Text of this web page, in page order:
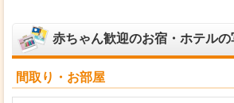
赤ちゃん歓迎のお宿・ホテル
間取り・お部屋